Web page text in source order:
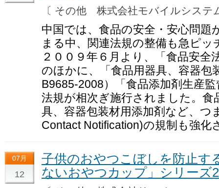
〔 その他 株式会社モバイルシス
中国では、食品の安全・安心問
まる中、関連法規の整備も急ピ
２００９年６月より、「食品安全
のほかに、「食品用器具、容器包
B9685-2008）「食品添加剤生産
法規が相次ぎ施行されました。食
具、容器包装材用添加剤など、つ
Contact Notification)の規制も強化
07月
12
子供のおやつこぼしを防止す
ないおやつカップ」シリーズ